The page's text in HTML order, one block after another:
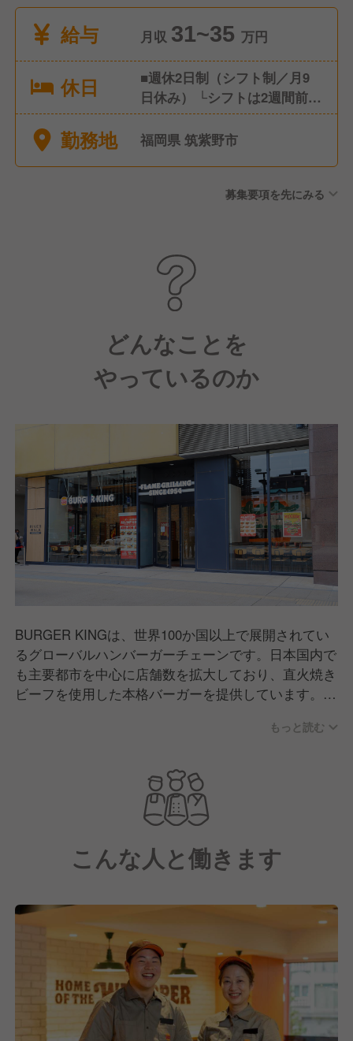
給与
月収 31~35 万円
休日
■週休2日制（シフト制／月9
日休み） └シフトは2週間前ご
とに提出。 └店舗状況により
土日休みも可能。 ■産前産後
り） ■有給休暇（半年後に10
勤務地 福岡県 筑紫野市
募集要項を先にみる
どんなことを
やっているのか
BURGER KINGは、世界100か国以上で展開されてい
るグローバルハンバーガーチェーンです。日本国内で
も主要都市を中心に店舗数を拡大しており、直火焼き
ビーフを使用した本格バーガーを提供しています。イ
も増え、幅広いお客様のライフスタイルに合わせたサ
いから特別な食事まで、多くの方に親しまれているブ
もっと読む
こんな人と働きます